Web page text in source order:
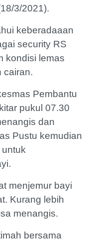
3/2021).
keberadaaan
security RS
kondisi lemas
cairan.
Pembantu
pukul 07.30
dan
Pustu kemudian
menjemur bayi
Kurang lebih
menangis.
bersama